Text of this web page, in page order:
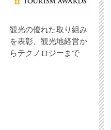
観光の優れた取り組み
を表彰、観光地経営か
らテクノロジーまで